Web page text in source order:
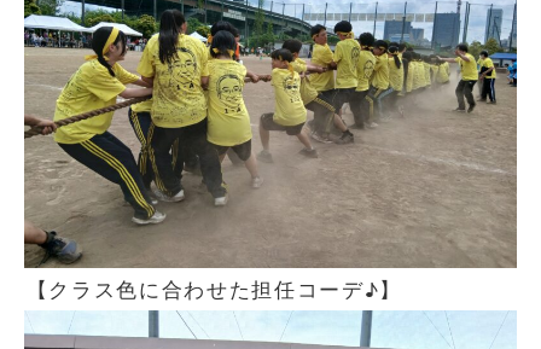
【クラス色に合わせた担任コーデ♪】